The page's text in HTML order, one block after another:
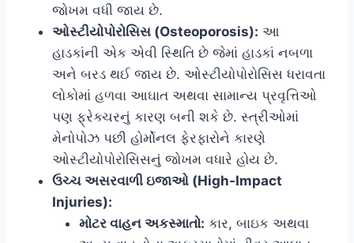
જોખમ વધી જાય છે.
ઓસ્ટીયોપોરોસિસ (Osteoporosis): આ
હાડકાંની એક એવી સ્થિતિ છે જેમાં હાડકાં નબળા
અને બરડ થઈ જાય છે. ઓસ્ટીયોપોરોસિસ ધરાવતા
લોકોમાં હળવા આઘાત અથવા સામાન્ય પ્રવૃત્તિઓ
પણ ફ્રેક્ચરનું કારણ બની શકે છે. સ્ત્રીઓમાં
મેનોપોઝ પછી હોર્મોનલ ફેરફારોને કારણે
ઓસ્ટીયોપોરોસિસનું જોખમ વધારે હોય છે.
ઉચ્ચ અસરવાળી ઇજાઓ (High-Impact
Injuries):
મોટર વાહન અકસ્માતો: કાર, બાઇક અથવા